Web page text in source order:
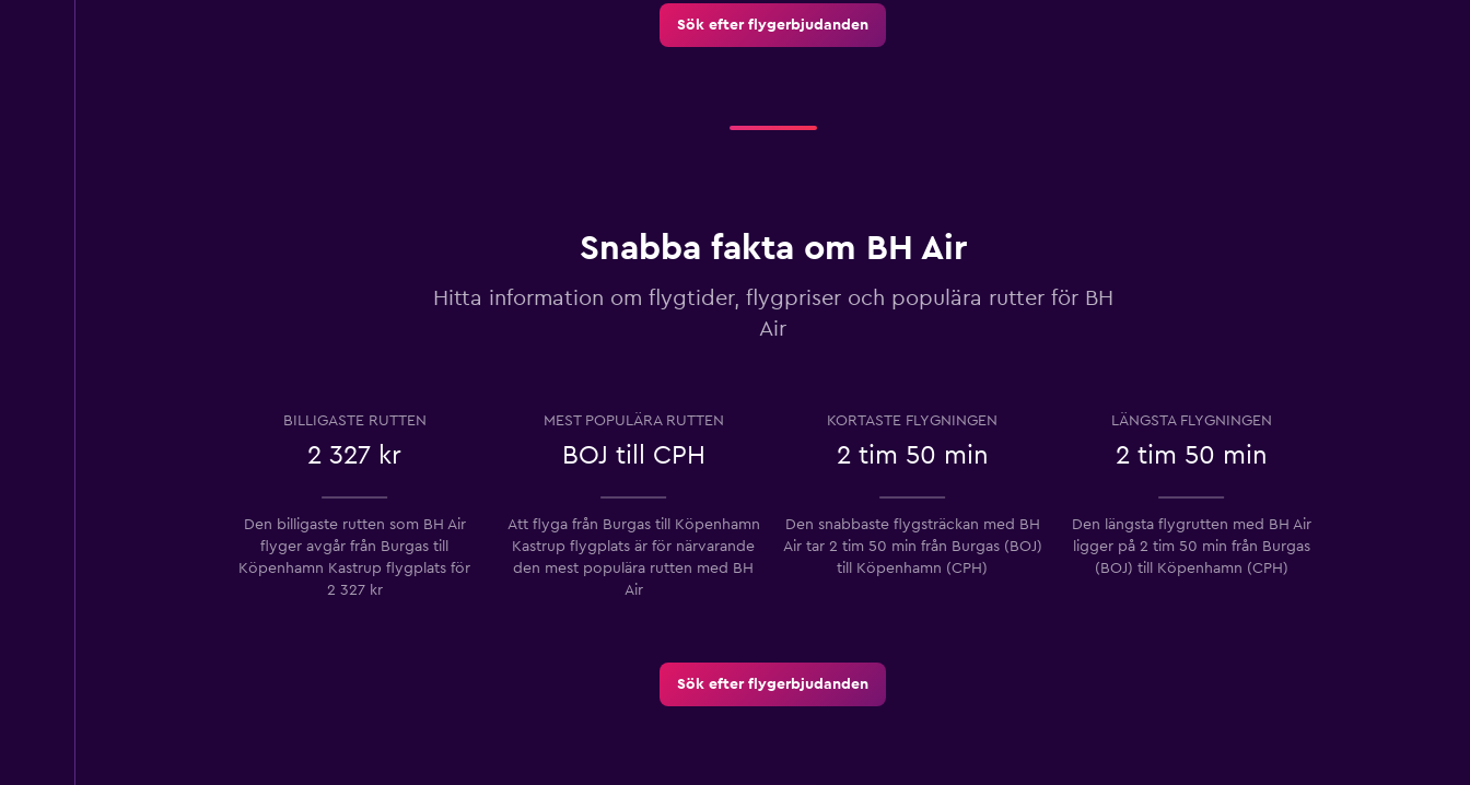
Sök efter flygerbjudanden
Snabba fakta om BH Air
Hitta information om flygtider, flygpriser och populära rutter för BH
Air
BILLIGASTE RUTTEN
2 327 kr
MEST POPULÄRA RUTTEN
BOJ till CPH
KORTASTE FLYGNINGEN
2 tim 50 min
LÄNGSTA FLYGNINGEN
2 tim 50 min
Den billigaste rutten som BH Air
flyger avgår från Burgas till
Köpenhamn Kastrup flygplats ​​för
2 327 kr
Att flyga från Burgas till Köpenhamn
Kastrup flygplats ​​är för närvarande
den mest populära rutten med BH
Air
Den snabbaste flygsträckan med BH
Air tar 2 tim 50 min från Burgas (BOJ)
till Köpenhamn (CPH)
Den längsta flygrutten med BH Air
ligger på 2 tim 50 min från Burgas
(BOJ) till Köpenhamn (CPH)
Sök efter flygerbjudanden